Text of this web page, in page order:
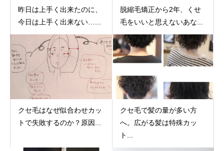
昨日は上手く出来たのに、
今日は上手く出来ない…...
脱縮毛矯正から2年、くせ
毛をいいと思えないあな...
クセ毛はなぜ似合わせカッ
トで失敗するのか？原因...
クセ毛で髪の量が多い方
へ。広がる髪は特殊カッ
ト...